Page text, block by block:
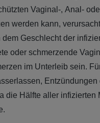
Vaginal-, Anal-
werden kann,
Geschlecht der
oder schmerzende
im Unterleib sein.
die Hälfte aller infizierten